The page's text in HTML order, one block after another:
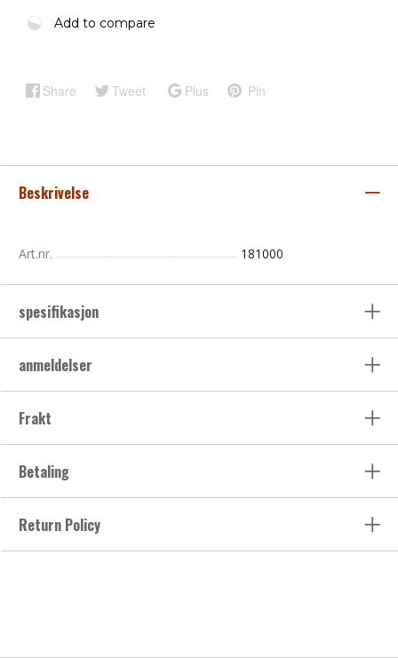
Add to compare
Share Tweet Plus Pin
Beskrivelse
Art.nr. 181000
spesifikasjon
anmeldelser
Frakt
Betaling
Return Policy